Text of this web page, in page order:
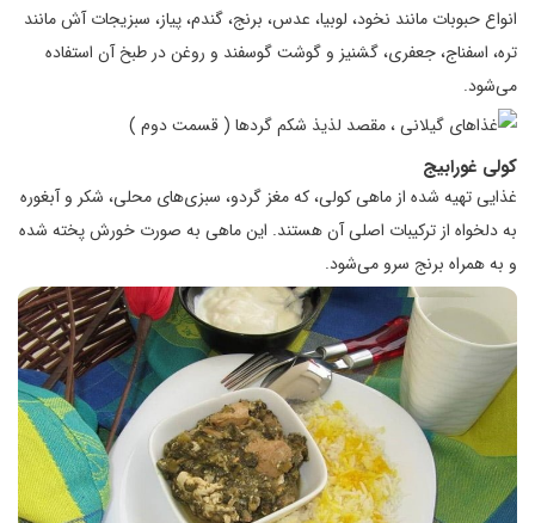
انواع حبوبات مانند نخود، لوبیا، عدس، برنج، گندم، پیاز، سبزیجات آش مانند
تره، اسفناج، جعفری، گشنیز و گوشت گوسفند و روغن در طبخ آن استفاده
می‌شود.
کولی غورابیج
غذایی تهیه شده از ماهی کولی، که مغز گردو، سبزی‌های محلی، شکر و آبغوره
به دلخواه از ترکیبات اصلی آن هستند. این ماهی به صورت خورش پخته شده
و به همراه برنج سرو می‌شود.